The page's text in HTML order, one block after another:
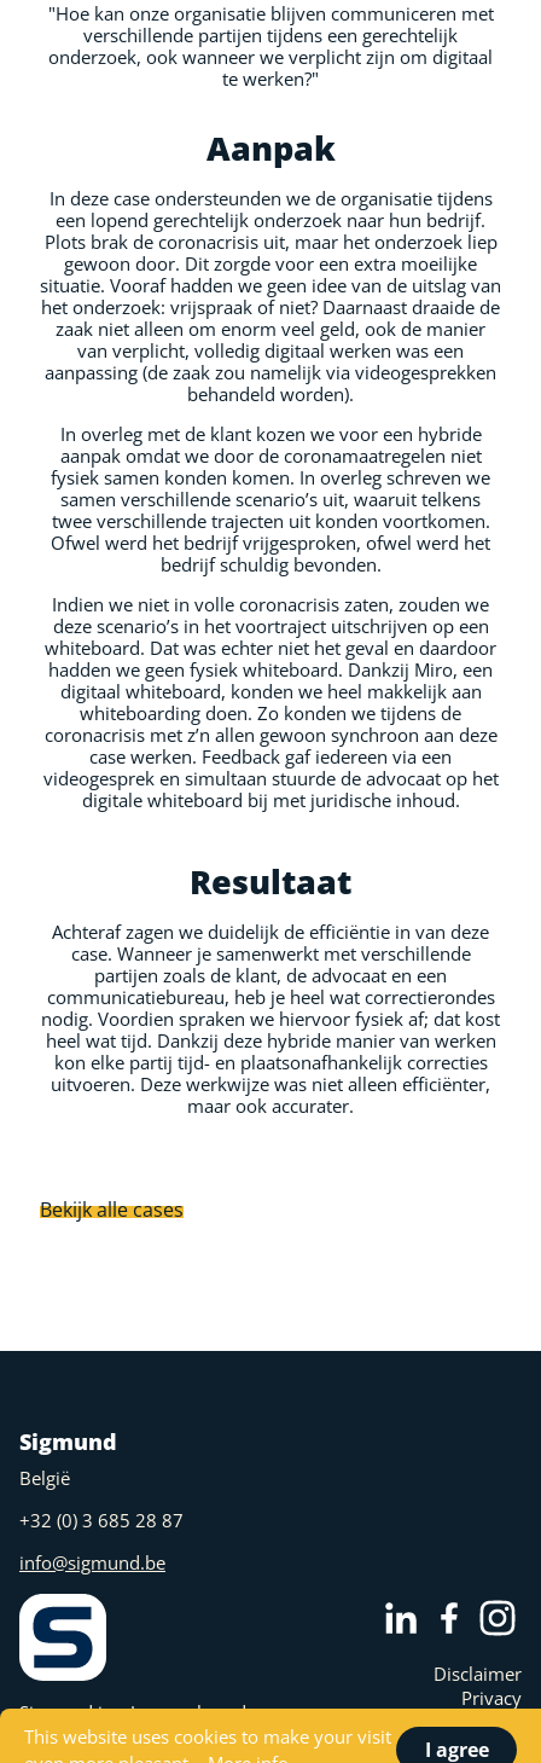
This website uses cookies to make your visit
I agree
"Hoe kan onze organisatie blijven communiceren met
verschillende partijen tijdens een gerechtelijk
onderzoek, ook wanneer we verplicht zijn om digitaal
te werken?"
Aanpak
In deze case ondersteunden we de organisatie tijdens
een lopend gerechtelijk onderzoek naar hun bedrijf.
Plots brak de coronacrisis uit, maar het onderzoek liep
gewoon door. Dit zorgde voor een extra moeilijke
situatie. Vooraf hadden we geen idee van de uitslag van
het onderzoek: vrijspraak of niet? Daarnaast draaide de
zaak niet alleen om enorm veel geld, ook de manier
van verplicht, volledig digitaal werken was een
aanpassing (de zaak zou namelijk via videogesprekken
behandeld worden).
In overleg met de klant kozen we voor een hybride
aanpak omdat we door de coronamaatregelen niet
fysiek samen konden komen. In overleg schreven we
samen verschillende scenario’s uit, waaruit telkens
twee verschillende trajecten uit konden voortkomen.
Ofwel werd het bedrijf vrijgesproken, ofwel werd het
bedrijf schuldig bevonden.
Indien we niet in volle coronacrisis zaten, zouden we
deze scenario’s in het voortraject uitschrijven op een
whiteboard. Dat was echter niet het geval en daardoor
hadden we geen fysiek whiteboard. Dankzij Miro, een
digitaal whiteboard, konden we heel makkelijk aan
whiteboarding doen. Zo konden we tijdens de
coronacrisis met z’n allen gewoon synchroon aan deze
case werken. Feedback gaf iedereen via een
videogesprek en simultaan stuurde de advocaat op het
digitale whiteboard bij met juridische inhoud.
Resultaat
Achteraf zagen we duidelijk de efficiëntie in van deze
case. Wanneer je samenwerkt met verschillende
partijen zoals de klant, de advocaat en een
communicatiebureau, heb je heel wat correctierondes
nodig. Voordien spraken we hiervoor fysiek af; dat kost
heel wat tijd. Dankzij deze hybride manier van werken
kon elke partij tijd- en plaatsonafhankelijk correcties
uitvoeren. Deze werkwijze was niet alleen efficiënter,
maar ook accurater.
Bekijk alle cases
Sigmund
België
+32 (0) 3 685 28 87
info@sigmund.be
Sigmund is a Juny nv brand.
Disclaimer
Privacy
Cookies